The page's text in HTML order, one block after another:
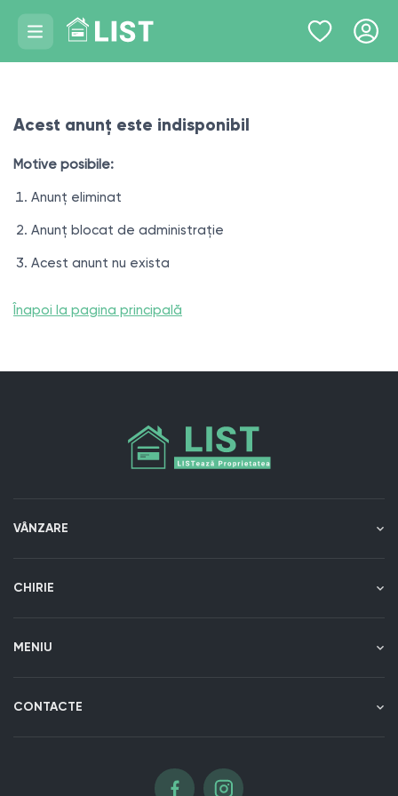
Acest anunț este indisponibil
Motive posibile:
Anunț eliminat
Anunț blocat de administrație
Acest anunt nu exista
Înapoi la pagina principală
VÂNZARE
CHIRIE
MENIU
CONTACTE